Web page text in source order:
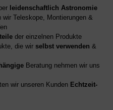
leidenschaftlich Astronomie
Teleskope, Montierungen &
der einzelnen Produkte
die wir selbst verwenden &
Beratung nehmen wir uns
wir unseren Kunden Echtzeit-